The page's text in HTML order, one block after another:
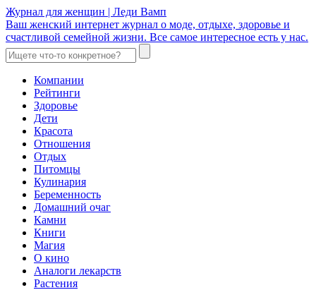
Журнал для женщин | Леди Вамп
Ваш женский интернет журнал о моде, отдыхе, здоровье и
счастливой семейной жизни. Все самое интересное есть у нас.
Компании
Рейтинги
Здоровье
Дети
Красота
Отношения
Отдых
Питомцы
Кулинария
Беременность
Домашний очаг
Камни
Книги
Магия
О кино
Аналоги лекарств
Растения